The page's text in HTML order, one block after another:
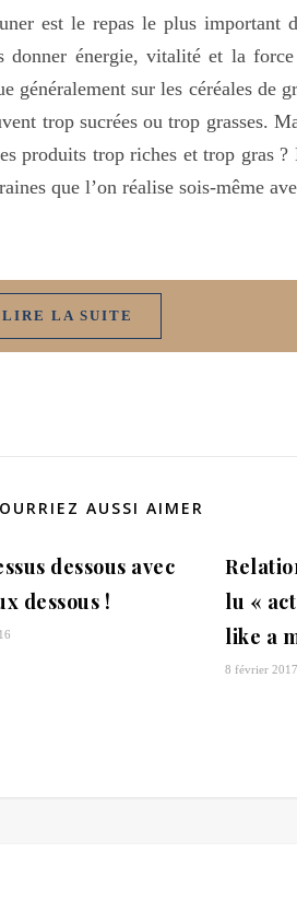
est le repas le plus
énergie, vitalité et la
généralement sur les céréales de
trop sucrées ou trop grasses.
produits trop riches et trop gras
que l’on réalise sois-même
LIRE LA SUITE
AUSSI AIMER
dessous avec
dessous !
lu «
like a
8 février 2017